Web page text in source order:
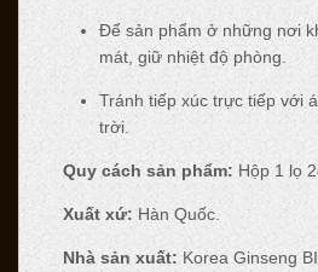
Để sản phẩm ở những nơi
mát, giữ nhiệt độ phòng.
Tránh tiếp xúc trực tiếp với
trời.
Quy cách sản phẩm: Hộp 1 lọ
Xuất xứ:Hàn Quốc.
Nhà sản xuất: Korea Ginseng